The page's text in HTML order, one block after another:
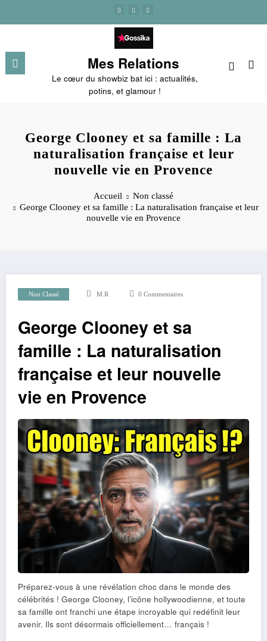
contenu
Mes Relations
Le cœur du showbiz bat ici : actualités,
potins, et glamour !
George Clooney et sa famille : La
naturalisation française et leur
nouvelle vie en Provence
Accueil
Non classé
George Clooney et sa famille : La naturalisation française et leur
nouvelle vie en Provence
Non Classé M.R 0 Commentaires
George Clooney et sa
famille : La naturalisation
française et leur nouvelle
vie en Provence
Préparez-vous à une révélation choc dans le monde des
célébrités ! George Clooney, l’icône hollywoodienne, et toute
sa famille ont franchi une étape incroyable qui redéfinit leur
avenir. Ils sont désormais officiellement… français !